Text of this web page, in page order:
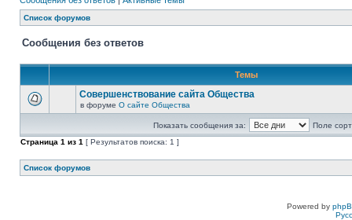
Список форумов
Сообщения без ответов
Темы
Совершенствование сайта Общества
в форуме О сайте Общества
Показать сообщения за:
Поле
Страница 1 из 1 [ Результатов поиска: 1 ]
Список форумов
Powered by